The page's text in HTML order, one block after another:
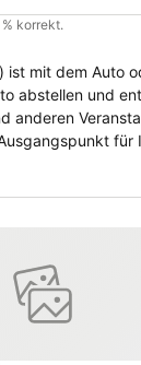
korrekt.
mit dem Auto
abstellen und
anderen